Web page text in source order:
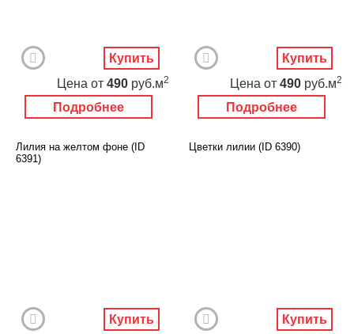
Подробнее
Цена от 490 руб.м2
Купить
Подробнее
Цена от 490 руб.м2
Купить
Лилия на желтом фоне (ID
6391)
Купить
Цветки лилии (ID 6390)
Купить